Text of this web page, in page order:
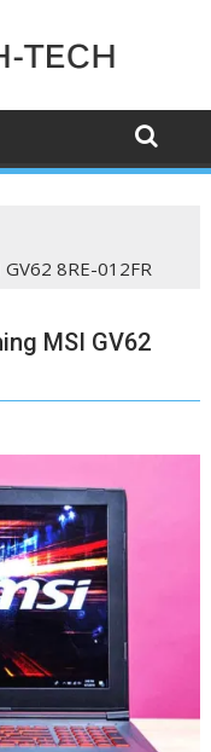
8RE-012FR
MSI GV62